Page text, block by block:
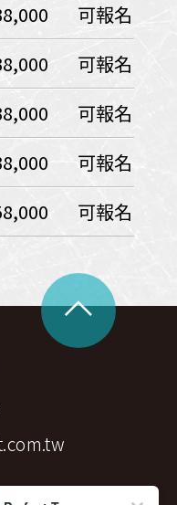
亞
可報名
可報名
可報名
可報名
可報名
^